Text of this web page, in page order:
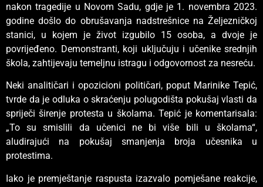
nakon tragedije u Novom Sadu, gdje je 1. novembra 2023.
godine došlo do obrušavanja nadstrešnice na Željezničkoj
stanici, u kojem je život izgubilo 15 osoba, a dvoje je
povrijeđeno. Demonstranti, koji uključuju i učenike srednjih
škola, zahtijevaju temeljnu istragu i odgovornost za nesreću.
Neki analitičari i opozicioni političari, poput Marinike Tepić,
tvrde da je odluka o skraćenju polugodišta pokušaj vlasti da
spriječi širenje protesta u školama. Tepić je komentarisala:
„To su smislili da učenici ne bi više bili u školama“,
aludirajući na pokušaj smanjenja broja učesnika u
protestima.
Iako je premještanje raspusta izazvalo pomješane reakcije,